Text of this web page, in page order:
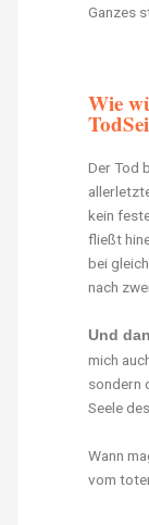
Ganzes
Wie
Der Tod
kein
fließt
bei
nach
Und
mich
sondern
Seele
Wann
vom